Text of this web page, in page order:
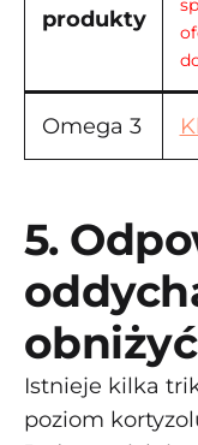
produkty
Omega 3
5.
Istnieje kilka
poziom